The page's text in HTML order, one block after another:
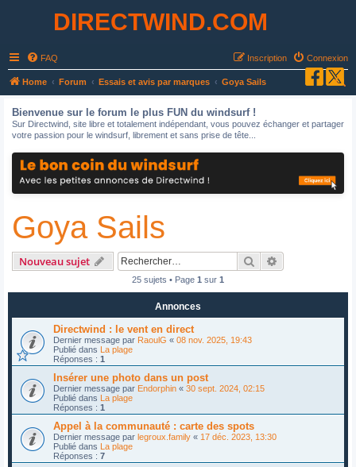
DIRECTWIND.COM
FAQ Connexion
Inscription
Home Forum Essais et avis par marques Goya Sails
Bienvenue sur le forum le plus FUN du windsurf !
Sur Directwind, site libre et totalement indépendant, vous pouvez échanger et partager
votre passion pour le windsurf, librement et sans prise de tête...
Goya Sails
Nouveau sujet Rechercher
25 sujets • Page 1 sur 1
Annonces
Directwind : le vent en direct
Dernier message par RaoulG « 08 nov. 2025, 19:43
Publié dans La plage
Réponses : 1
Insérer une photo dans un post
Dernier message par Endorphin « 30 sept. 2024, 02:15
Publié dans La plage
Réponses : 1
Appel à la communauté : carte des spots
Dernier message par legroux.family « 17 déc. 2023, 13:30
Publié dans La plage
Réponses : 7